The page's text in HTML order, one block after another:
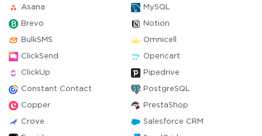
Asana MySQL
Brevo Notion
BulkSMS Omnicell
ClickSend Opencart
ClickUp Pipedrive
Constant Contact PostgreSQL
Copper PrestaShop
Crove Salesforce CRM